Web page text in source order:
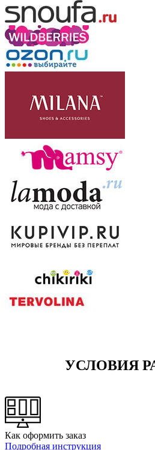
УСЛОВИЯ
Как оформить заказ
Подробная инструкция